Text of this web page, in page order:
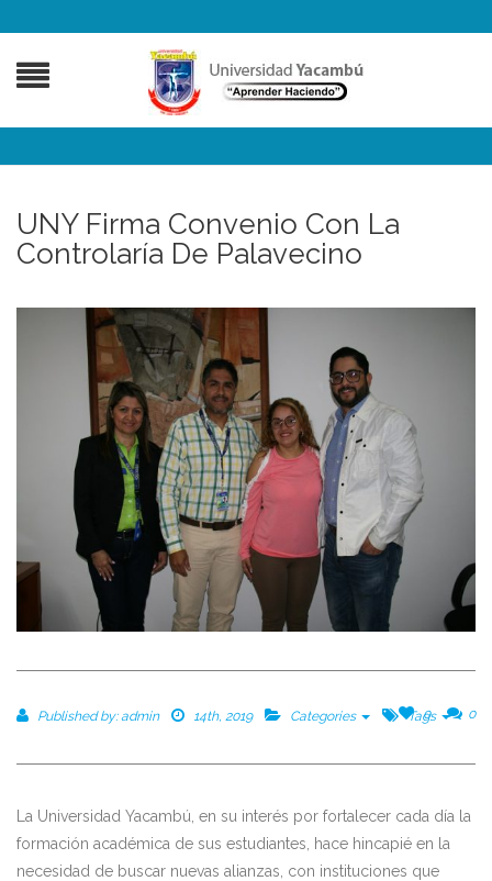
UNY Firma Convenio Con La
Controlaría De Palavecino
Published by:admin 14th, 2019 Categories Tags 0
0
La Universidad Yacambú, en su interés por fortalecer cada día la
formación académica de sus estudiantes, hace hincapié en la
necesidad de buscar nuevas alianzas, con instituciones que